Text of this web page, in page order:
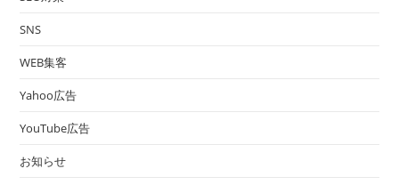
SNS
WEB集客
Yahoo広告
YouTube広告
お知らせ